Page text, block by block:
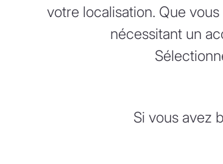
votre localisation. Que
nécessitant un
Si vous avez